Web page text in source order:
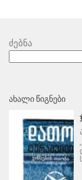
ძებნა
ᲐᲮᲐᲚᲘ ᲬᲘᲒᲜᲔᲑᲘ